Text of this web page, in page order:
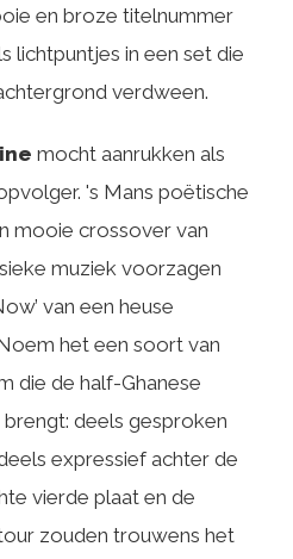
en broze titelnummer
lichtpuntjes in een set die
verdween.
mocht aanrukken als
's Mans poëtische
mooie crossover van
muziek voorzagen
van een heuse
het een soort van
die de half-Ghanese
deels gesproken
expressief achter de
vierde plaat en de
zouden trouwens het